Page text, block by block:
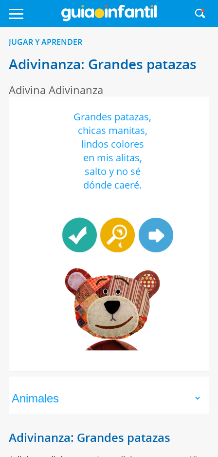
JUGAR Y APRENDER
Adivinanza: Grandes patazas
Adivina Adivinanza
Grandes patazas,
chicas manitas,
lindos colores
en mis alitas,
salto y no sé
dónde caeré.
Adivinanza: Grandes patazas